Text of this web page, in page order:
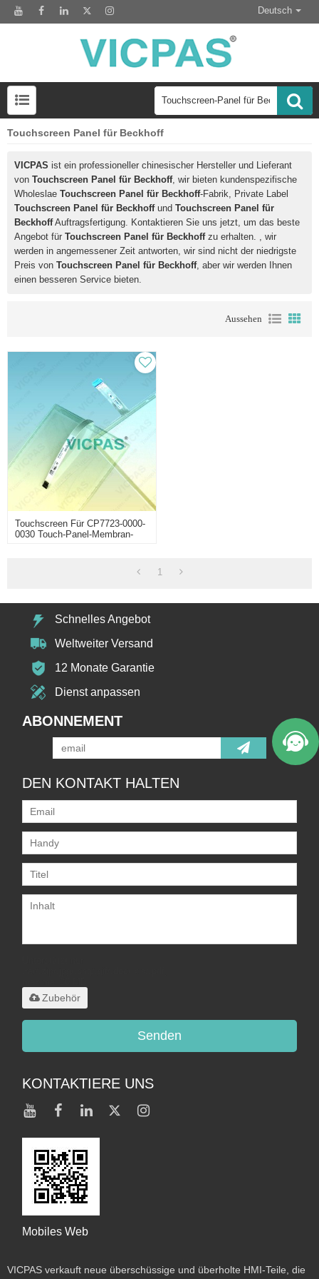
Deutsch
Touchscreen Panel für Beckhoff
VICPAS ist ein professioneller chinesischer Hersteller und Lieferant
von Touchscreen Panel für Beckhoff, wir bieten kundenspezifische
Wholeslae Touchscreen Panel für Beckhoff-Fabrik, Private Label
Touchscreen Panel für Beckhoffund Touchscreen Panel für
BeckhoffAuftragsfertigung. Kontaktieren Sie uns jetzt, um das beste
Angebot für Touchscreen Panel für Beckhoffzu erhalten. , wir
werden in angemessener Zeit antworten, wir sind nicht der niedrigste
Preis von Touchscreen Panel für Beckhoff, aber wir werden Ihnen
einen besseren Service bieten.
Aussehen
Touchscreen Für CP7723-0000-
0030 Touch-Panel-Membran-
1
Schnelles Angebot
Weltweiter Versand
12 Monate Garantie
Dienst anpassen
ABONNEMENT
DEN KONTAKT HALTEN
Zubehör
Senden
KONTAKTIERE UNS
Mobiles Web
VICPAS verkauft neue überschüssige und überholte HMI-Teile, die